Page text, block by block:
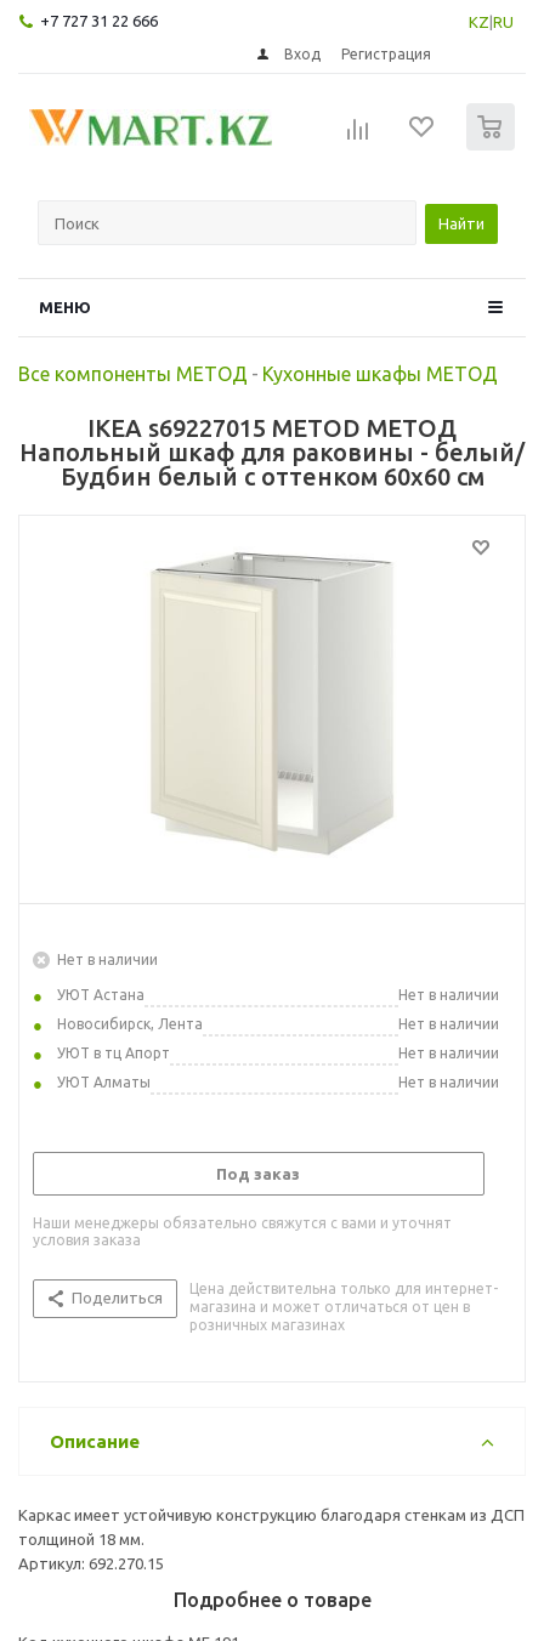
+7 727 31 22 666 KZ RU
Вход Регистрация
Найти
МЕНЮ
Все компоненты МЕТОД - Кухонные шкафы МЕТОД
IKEA s69227015 METOD МЕТОД
Напольный шкаф для раковины - белый/
Будбин белый с оттенком 60x60 см
Нет в наличии
УЮТ Астана
Нет в наличии
Новосибирск, Лента
Нет в наличии
УЮТ в тц Апорт
Нет в наличии
УЮТ Алматы
Нет в наличии
Под заказ
Наши менеджеры обязательно свяжутся с вами и уточнят
условия заказа
Поделиться
Цена действительна только для интернет-
магазина и может отличаться от цен в
розничных магазинах
Описание
Каркас имеет устойчивую конструкцию благодаря стенкам из ДСП
толщиной 18 мм.
Артикул: 692.270.15
Подробнее о товаре